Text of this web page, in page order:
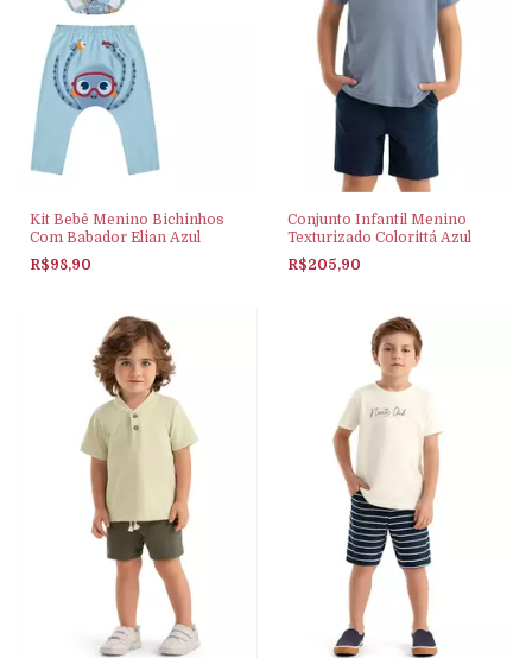
Kit Bebê Menino Bichinhos
Com Babador Elian Azul
R$98,90
Conjunto Infantil Menino
Texturizado Colorittá Azul
R$205,90